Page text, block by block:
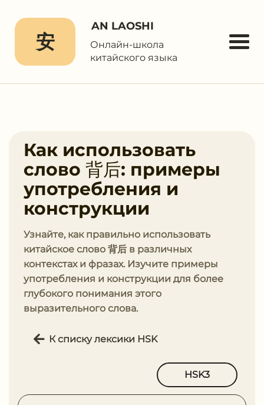
安
AN LAOSHI
Онлайн-школа
китайского языка
Как использовать
слово 背后: примеры
употребления и
конструкции
Узнайте, как правильно использовать
китайское слово 背后 в различных
контекстах и фразах. Изучите примеры
употребления и конструкции для более
глубокого понимания этого
выразительного слова.
К списку лексики HSK
HSK3